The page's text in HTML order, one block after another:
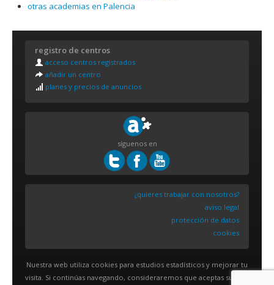
otras academias en Palencia
registro de centros
acceso centros registrados
añadir un centro
planes y precios de anuncios
síguenos en
¿quieres trabajar con nosotros?
aviso legal
protección de datos
cookies
Nuestra web utiliza cookies para estudios estadísticos y mejorar tu
visita. Si continúas navegando, consideraremos que aceptas su uso.